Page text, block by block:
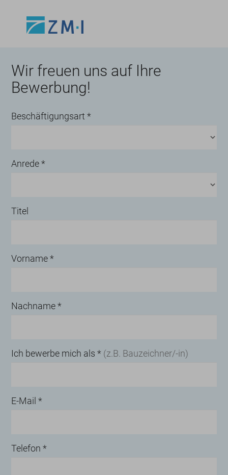
Wir freuen uns auf Ihre
Bewerbung!
Beschäftigungsart *
Anrede*
Titel
Vorname*
Nachname*
Ich bewerbe mich als * (z.B. Bauzeichner/-in)
E-Mail *
Telefon *